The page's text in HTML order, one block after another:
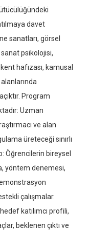
davet
sanatları, görsel
psikolojisi,
hafızası, kamusal
Program
Uzman
ve alan
üreteceği sınırlı
Öğrencilerin bireysel
yöntem denemesi,
çalışmalar.
katılımcı profili,
beklenen çıktı ve